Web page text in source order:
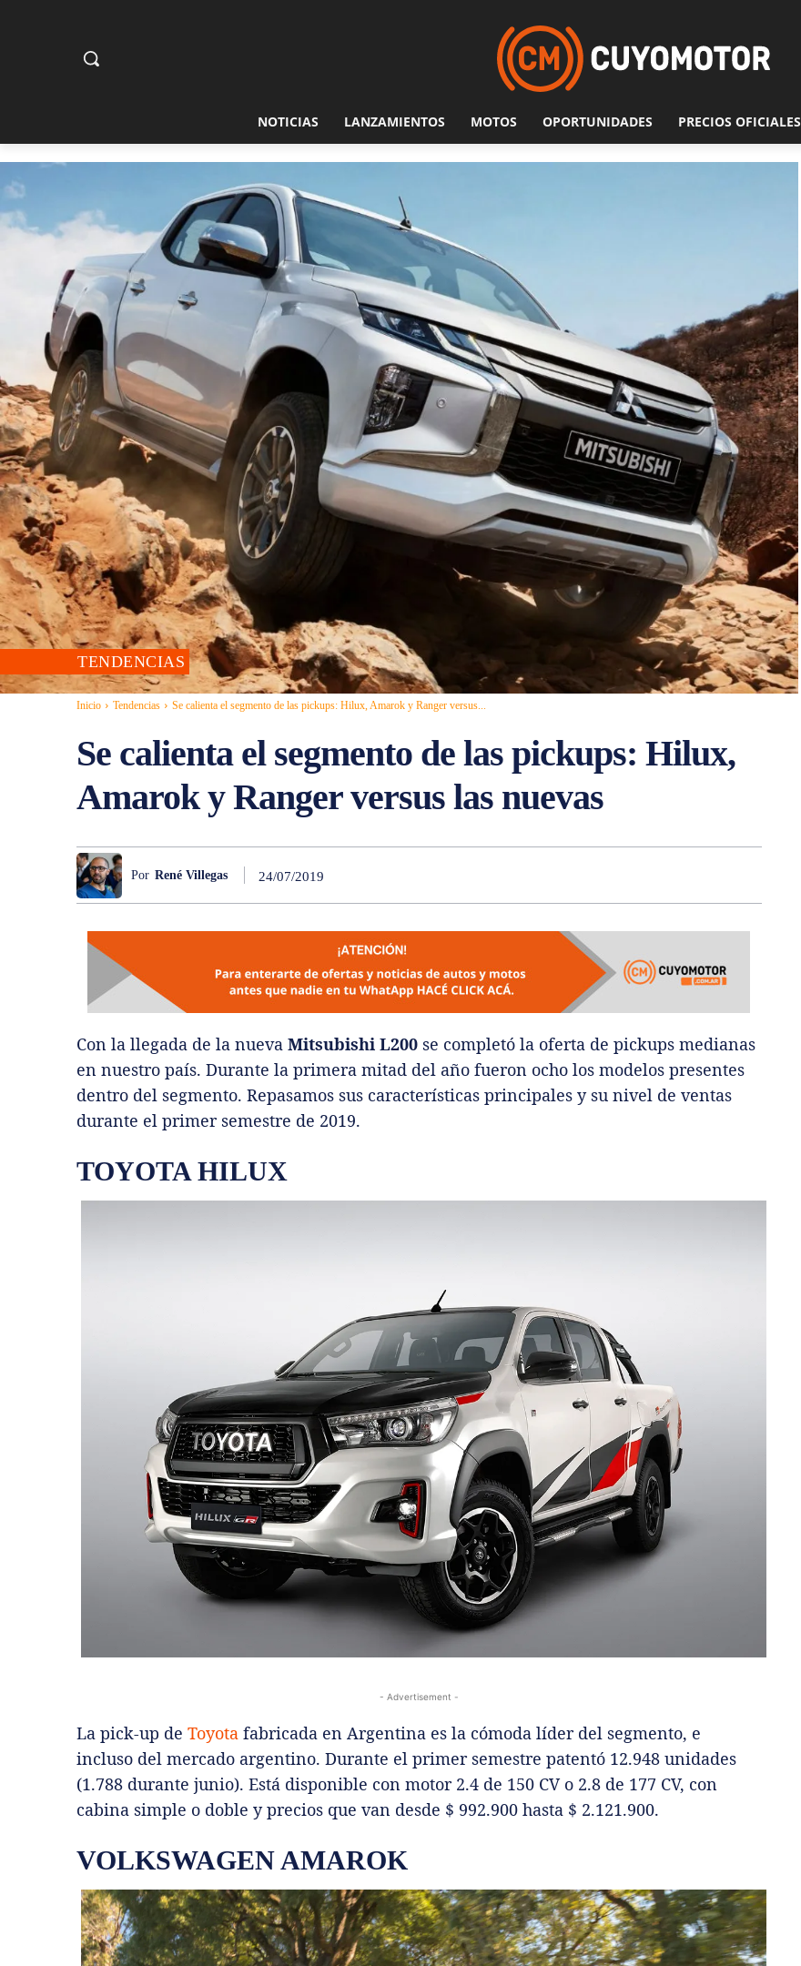
NOTICIAS LANZAMIENTOS MOTOS OPORTUNIDADES PRECIOS OFICIALES
TENDENCIAS
Inicio Tendencias Se calienta el segmento de las pickups: Hilux, Amarok y Ranger versus...
Se calienta el segmento de las pickups: Hilux,
Amarok y Ranger versus las nuevas
Por René Villegas 24/07/2019
Con la llegada de la nueva Mitsubishi L200 se completó la oferta de pickups medianas
en nuestro país. Durante la primera mitad del año fueron ocho los modelos presentes
dentro del segmento. Repasamos sus características principales y su nivel de ventas
durante el primer semestre de 2019.
TOYOTA HILUX
- Advertisement -
La pick-up de Toyota fabricada en Argentina es la cómoda líder del segmento, e
incluso del mercado argentino. Durante el primer semestre patentó 12.948 unidades
(1.788 durante junio). Está disponible con motor 2.4 de 150 CV o 2.8 de 177 CV, con
cabina simple o doble y precios que van desde $ 992.900 hasta $ 2.121.900.
VOLKSWAGEN AMAROK